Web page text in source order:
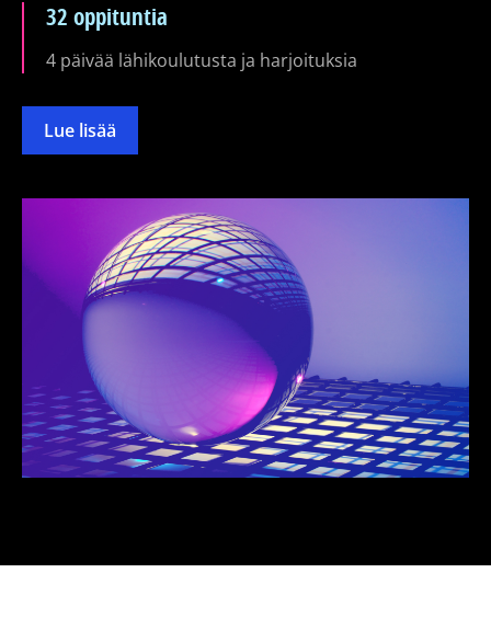
32 oppituntia
4 päivää lähikoulutusta ja harjoituksia
Lue lisää